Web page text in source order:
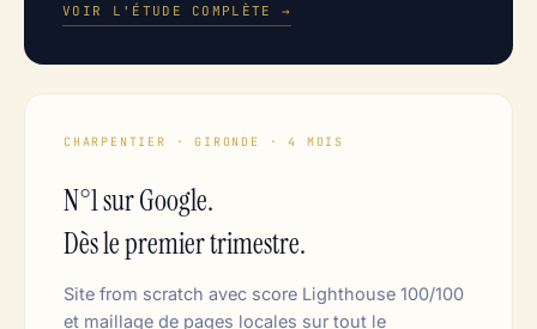
VOIR L'ÉTUDE COMPLÈTE →
CHARPENTIER · GIRONDE · 4 MOIS
N°1 sur Google.
Dès le premier trimestre.
Site from scratch avec score Lighthouse 100/100
et maillage de pages locales sur tout le